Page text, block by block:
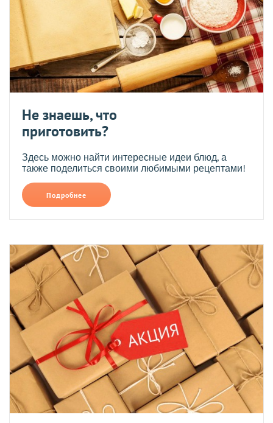
Не знаешь, что
приготовить?
Здесь можно найти интересные идеи блюд, а
также поделиться своими любимыми рецептами!
Подробнее